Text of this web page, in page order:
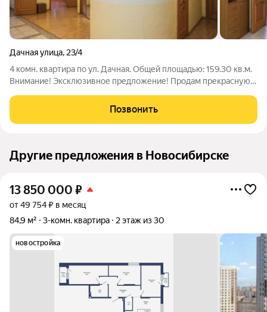
Дачная улица, 23/4
4 комн. квартира по ул. Дачная. Общей площадью: 159.30 кв.м.
Внимание! Эксклюзивное предложение! Продам прекрасную
нашего города. Квартира в отличном состоянии, можно
заехать и жить. Ремонт делали
Позвонить
Другие предложения в Новосибирске
13 850 000 ₽
от 49 754 ₽ в месяц
84,9 м²
3-комн. квартира 2 этаж из 30
новостройка